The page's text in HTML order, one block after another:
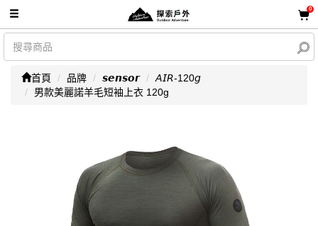
0
首頁 品牌 𝙨𝙚𝙣𝙨𝙤𝙧
𝘈𝘐𝘙-120𝘨
男款美麗諾羊毛短袖上衣 120g